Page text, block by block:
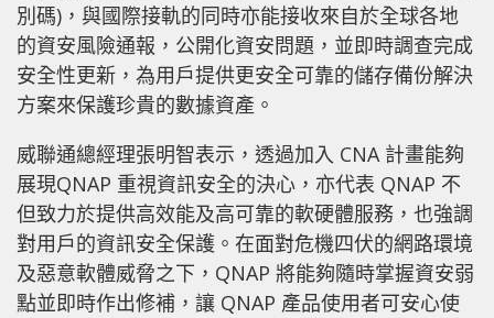
別碼)，與國際接軌的同時亦能接收來自於全球各地
的資安風險通報，公開化資安問題，並即時調查完成
安全性更新，為用戶提供更安全可靠的儲存備份解決
方案來保護珍貴的數據資產。
威聯通總經理張明智表示，透過加入 CNA 計畫能夠
展現QNAP 重視資訊安全的決心，亦代表 QNAP 不
但致力於提供高效能及高可靠的軟硬體服務，也強調
對用戶的資訊安全保護。在面對危機四伏的網路環境
及惡意軟體威脅之下，QNAP 將能夠隨時掌握資安弱
點並即時作出修補，讓 QNAP 產品使用者可安心使